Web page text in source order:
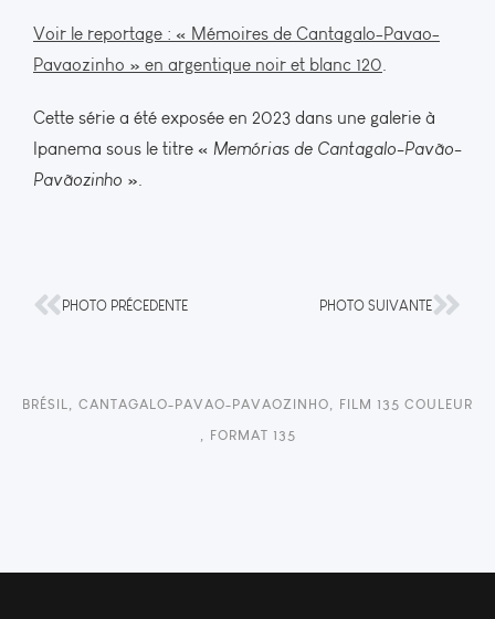
Voir le reportage : « Mémoires de Cantagalo-Pavao-
Pavaozinho » en argentique noir et blanc 120
Cette série a été exposée en 2023 dans une galerie à
Ipanema sous le titre « Memórias de Cantagalo-Pavão-
Pavãozinho ».
PHOTO PRÉCEDENTE PHOTO SUIVANTE
BRÉSIL CANTAGALO-PAVAO-PAVAOZINHO
FILM 135 COULEUR
FORMAT 135